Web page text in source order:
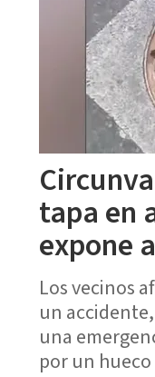
tapa en
expone
Los vecinos
un
una
por un